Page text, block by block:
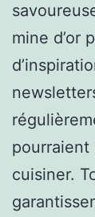
mine d’or
pourraient
cuisiner.